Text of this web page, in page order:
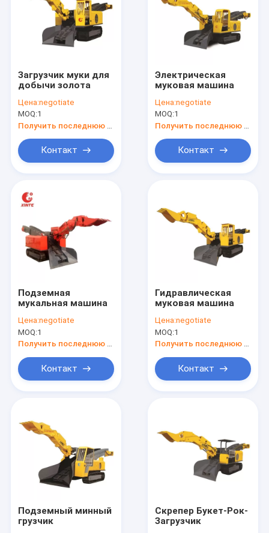
Продукты
Видеозаписи
О нас
Загрузчик муки для
добычи золота
Цена:negotiate
MOQ:1
Контакт
Электрическая
муковая машина
Цена:negotiate
MOQ:1
Контакт
Подземная
мукальная машина
Цена:negotiate
MOQ:1
Получить последнюю цену
Контакт
Гидравлическая
муковая машина
Цена:negotiate
MOQ:1
Получить последнюю цену
Контакт
Подземный минный
грузчик
Скрепер Букет-Рок-
Загрузчик